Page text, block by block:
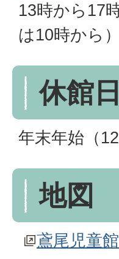
13時から17
は10時から）
休館日
年末年始（
地図
鳶尾児童